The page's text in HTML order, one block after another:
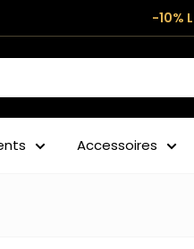
-10%
Accessoires